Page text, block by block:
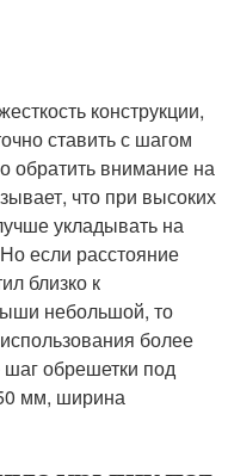
конструкции,
ставить с шагом
обратить внимание на
что при высоких
укладывать на
если расстояние
близко к
небольшой, то
более
шаг обрешетки под
мм, ширина